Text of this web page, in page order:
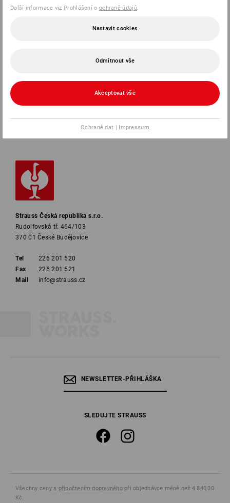
SERVIS 226 201 520
Strauss Česká republika s.r.o.
Rudolfovská tř. 464/103
370 01 České Budějovice
Tel
226 201 520
Fax
226 201 521
Mail
info@strauss.cz
NEWSLETTER-PŘIHLÁŠKA
SLEDUJTE STRAUSS
Všechny ceny s připočtením dopravnéhopři objednávce méně než 4 840,00
Kč.
Další informace viz Prohlášení o ochraně údajů.
Nastavit cookies
Odmítnout vše
Akceptovat vše
Ochraně dat | Impressum